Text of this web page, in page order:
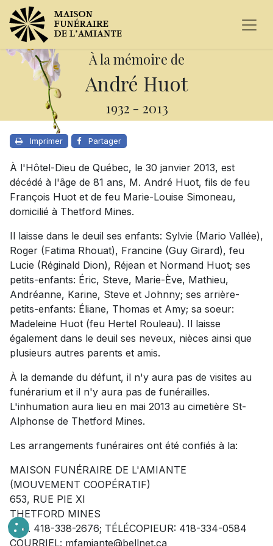
À la mémoire de
André Huot
1932 - 2013
Imprimer Partager
À l'Hôtel-Dieu de Québec, le 30 janvier 2013, est
décédé à l'âge de 81 ans, M. André Huot, fils de feu
François Huot et de feu Marie-Louise Simoneau,
domicilié à Thetford Mines.
Il laisse dans le deuil ses enfants: Sylvie (Mario Vallée),
Roger (Fatima Rhouat), Francine (Guy Girard), feu
Lucie (Réginald Dion), Réjean et Normand Huot; ses
petits-enfants: Éric, Steve, Marie-Ève, Mathieu,
Andréanne, Karine, Steve et Johnny; ses arrière-
petits-enfants: Éliane, Thomas et Amy; sa soeur:
Madeleine Huot (feu Hertel Rouleau). Il laisse
également dans le deuil ses neveux, nièces ainsi que
plusieurs autres parents et amis.
À la demande du défunt, il n'y aura pas de visites au
funérarium et il n'y aura pas de funérailles.
L'inhumation aura lieu en mai 2013 au cimetière St-
Alphonse de Thetford Mines.
Les arrangements funéraires ont été confiés à la:
MAISON FUNÉRAIRE DE L'AMIANTE
(MOUVEMENT COOPÉRATIF)
653, RUE PIE XI
THETFORD MINES
TÉL. 418-338-2676; TÉLÉCOPIEUR: 418-334-0584
COURRIEL: mfamiante@bellnet.ca